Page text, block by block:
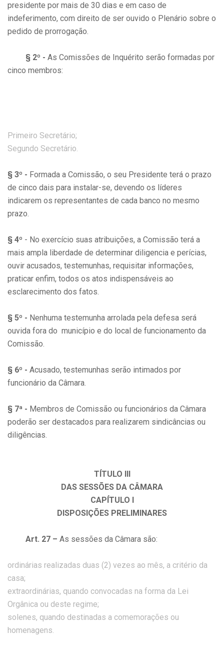
presidente por mais de 30 dias e em caso de
indeferimento, com direito de ser ouvido o Plenário sobre o
pedido de prorrogação.
§ 2º - As Comissões de Inquérito serão formadas por
cinco membros:
Primeiro Secretário;
Segundo Secretário.
§ 3º - Formada a Comissão, o seu Presidente terá o prazo
de cinco dais para instalar-se, devendo os líderes
indicarem os representantes de cada banco no mesmo
prazo.
§ 4º - No exercício suas atribuições, a Comissão terá a
mais ampla liberdade de determinar diligencia e perícias,
ouvir acusados, testemunhas, requisitar informações,
praticar enfim, todos os atos indispensáveis ao
esclarecimento dos fatos.
§ 5º - Nenhuma testemunha arrolada pela defesa será
ouvida fora do município e do local de funcionamento da
Comissão.
§ 6º - Acusado, testemunhas serão intimados por
funcionário da Câmara.
§ 7ª - Membros de Comissão ou funcionários da Câmara
poderão ser destacados para realizarem sindicâncias ou
diligências.
TÍTULO III
DAS SESSÕES DA CÂMARA
CAPÍTULO I
DISPOSIÇÕES PRELIMINARES
Art. 27 – As sessões da Câmara são:
ordinárias realizadas duas (2) vezes ao mês, a critério da
casa;
extraordinárias, quando convocadas na forma da Lei
Orgânica ou deste regime;
solenes, quando destinadas a comemorações ou
homenagens.